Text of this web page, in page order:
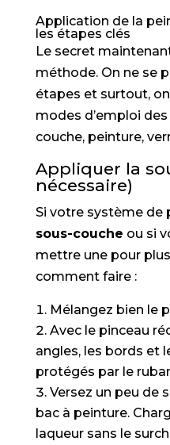
Application de la
les étapes clés
Le secret
méthode. On ne se
étapes et surtout,
modes d’emploi
couche, peinture,
Appliquer la
nécessaire)
Si votre système de
sous-couche ou si
mettre une pour
comment faire :
Mélangez bien le
Avec le pinceau
angles, les bords et
protégés par le
Versez un peu de
bac à peinture.
laqueur sans le